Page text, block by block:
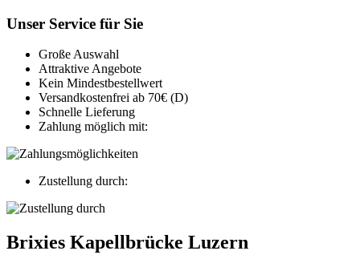
Unser Service für Sie
Große Auswahl
Attraktive Angebote
Kein Mindestbestellwert
Versandkostenfrei ab 70€ (D)
Schnelle Lieferung
Zahlung möglich mit:
Zustellung durch:
Brixies Kapellbrücke Luzern